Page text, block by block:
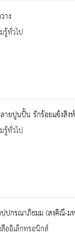
าง
รู้ทั่วไป
ายปูนปั้น รักร้อยแข้งสิงห์
รู้ทั่วไป
ปกรณาภิธมฺม (สงฺคิณี-ม
ออิเล็กทรอนิกส์